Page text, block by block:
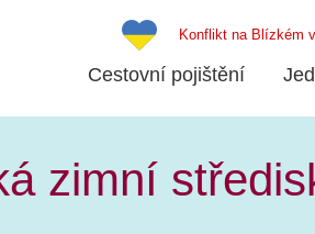
Konflikt na Blízkém
Cestovní pojištění
zimní